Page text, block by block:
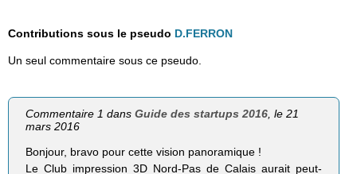
Contributions sous le pseudo D.FERRON
Un seul commentaire sous ce pseudo.
Commentaire 1 dansGuide des startups 2016 , le 21
mars 2016
Bonjour, bravo pour cette vision panoramique !
Le Club impression 3D Nord-Pas de Calais aurait peut-